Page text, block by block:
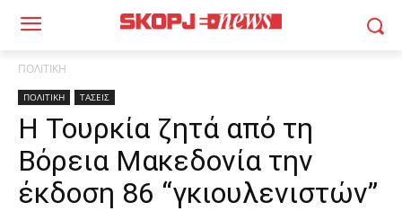
ΠΟΛΙΤΙΚΗ
ΠΟΛΙΤΙΚΗ ΤΑΣΕΙΣ
Η Τουρκία ζητά από τη
Βόρεια Μακεδονία την
έκδοση 86 “γκιουλενιστών”